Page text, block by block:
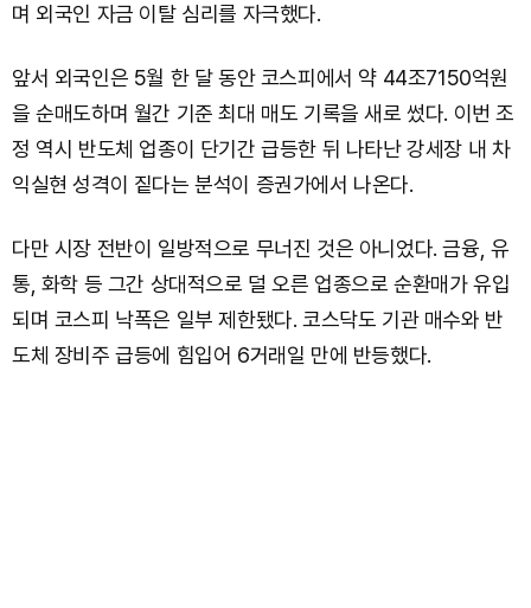
며 외국인 자금 이탈 심리를 자극했다.
앞서 외국인은 5월 한 달 동안 코스피에서 약 44조7150억원
을 순매도하며 월간 기준 최대 매도 기록을 새로 썼다. 이번 조
정 역시 반도체 업종이 단기간 급등한 뒤 나타난 강세장 내 차
익실현 성격이 짙다는 분석이 증권가에서 나온다.
다만 시장 전반이 일방적으로 무너진 것은 아니었다. 금융, 유
통, 화학 등 그간 상대적으로 덜 오른 업종으로 순환매가 유입
되며 코스피 낙폭은 일부 제한됐다. 코스닥도 기관 매수와 반
도체 장비주 급등에 힘입어 6거래일 만에 반등했다.